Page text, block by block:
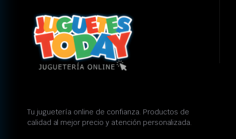
Tu juguetería online de confianza. Productos de
calidad al mejor precio y atención personalizada.